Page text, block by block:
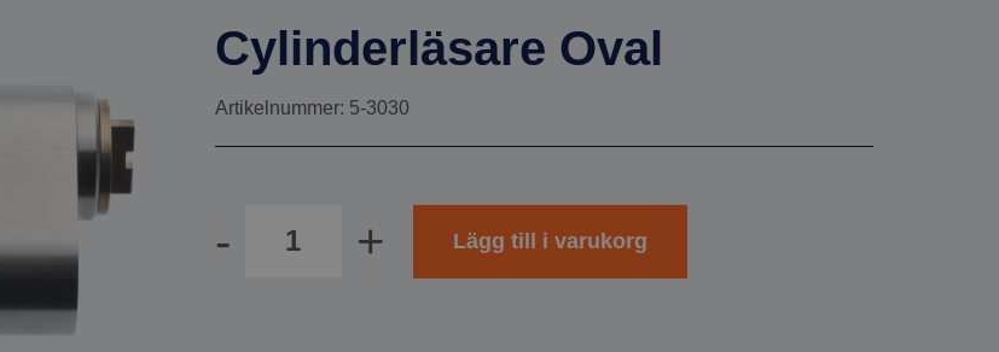
Cylinderläsare Oval
Artikelnummer: 5-3030
Lägg till i varukorg